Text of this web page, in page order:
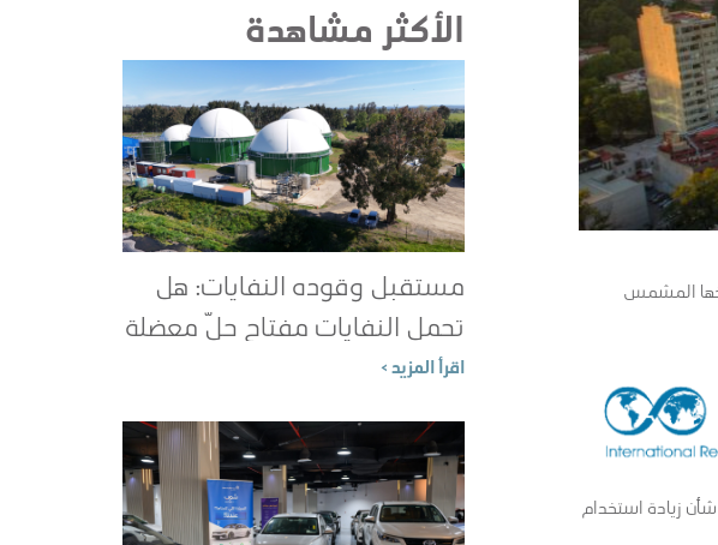
المشمس
زيادة استخدام
الأكثر مشاهدة
مستقبل وقوده النفايات: هل
تحمل النفايات مفتاح حلّ معضلة
الطاقة؟
اقرأ المزيد >